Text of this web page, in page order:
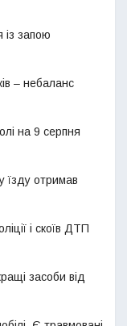
із запою
– небаланс
на 9 серпня
їзду отримав
і скоїв ДТП
засоби від